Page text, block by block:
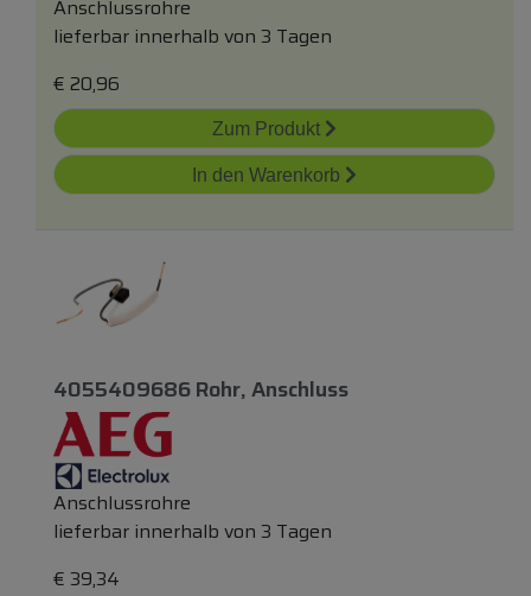
Anschlussrohre
lieferbar innerhalb von 3 Tagen
€ 20,96
Zum Produkt
In den Warenkorb
4055409686 Rohr, Anschluss
Anschlussrohre
lieferbar innerhalb von 3 Tagen
€ 39,34